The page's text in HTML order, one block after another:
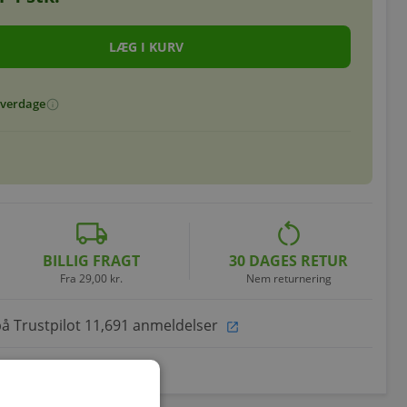
info
local_shipping
BILLIG FRAGT
Fra 29,00 kr.
restart_alt
30 DAGES RETUR
Nem returnering
Trustpilot 11,691 anmeldelser open_in_new